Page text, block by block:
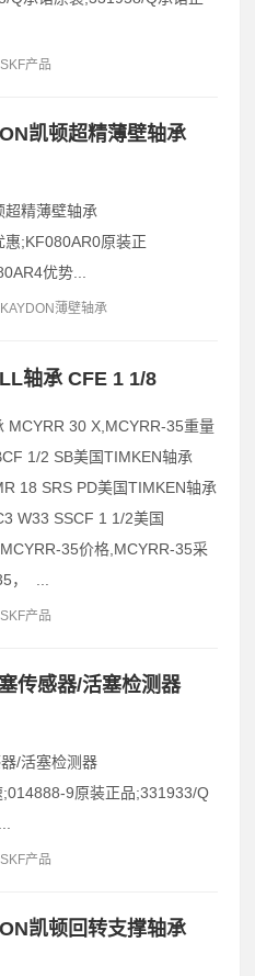
产品
凯顿超精薄壁轴承
超精薄壁轴承
;KF080AR0原装正
优势...
薄壁轴承
轴承 CFE 1 1/8
MCYRR 30 X,MCYRR-35重量
1/2 SB美国TIMKEN轴承
18 SRS PD美国TIMKEN轴承
W33 SSCF 1 1/2美国
35价格,MCYRR-35采
， ...
产品
传感器/活塞检测器
/活塞检测器
9原装正品;331933/Q
产品
凯顿回转支撑轴承